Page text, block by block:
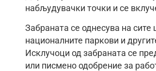
набљудувачки точки и се
Забраната се однесува на
националните паркови и
Исклучоци од забраната се
или писмено одобрение за